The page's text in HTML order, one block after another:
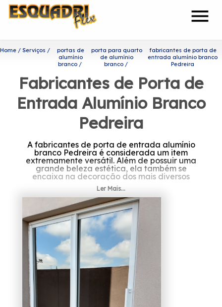
menu
Home Serviços
portas de
alumínio
branco
porta para quarto
de alumínio
branco
fabricantes de porta de
entrada alumínio branco
Pedreira
Fabricantes de Porta de
Entrada Alumínio Branco
Pedreira
A fabricantes de porta de entrada alumínio
branco Pedreira é considerada um item
extremamente versátil. Além de possuir uma
grande beleza estética, ela também se
encaixa na decoração dos mais diversos
ambientes.
Saiba mais sobre fabricantes
de porta de entrada alumínio
branco Pedreira
A Esquadriflex preza por trabalhar sempre
com os seus valores principais como o
comprometimento com os resultados e
empatia com os desejos do cliente. A sua
equipe de profissionais é formada somente
por colaboradores competentes que buscam
a total satisfação do cliente em cada pedido
e a maior inovação e evolução dos processos.
Ler Mais...